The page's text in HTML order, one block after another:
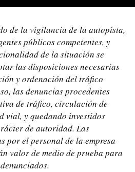
de la vigilancia de la autopista,
públicos competentes, y
de la situación se
las disposiciones necesarias
y ordenación del tráfico
las denuncias procedentes
de tráfico, circulación de
vial, y quedando investidos
de autoridad. Las
por el personal de la empresa
valor de medio de prueba para